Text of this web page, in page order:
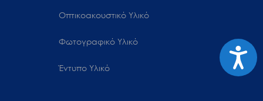
Οπτικοακουστικό Υλικό
Φωτογραφικό Υλικό
Έντυπο Υλικό